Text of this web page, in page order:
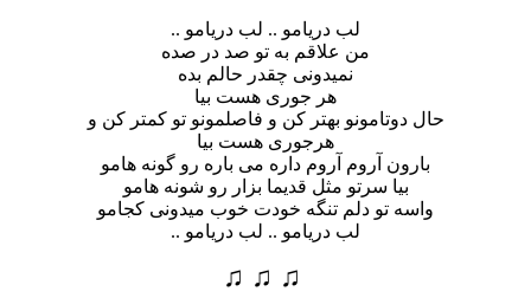
لب دریامو .. لب دریامو ..
من علاقم به تو صد در صده
نمیدونی چقدر حالم بده
هر جوری هست بیا
حال دوتامونو بهتر کن و فاصلمونو تو کمتر کن و
هرجوری هست بیا
بارون آروم آروم داره می باره رو گونه هامو
بیا سرتو مثل قدیما بزار رو شونه هامو
واسه تو دلم تنگه خودت خوب میدونی کجامو
لب دریامو .. لب دریامو ..
♫ ♫ ♫